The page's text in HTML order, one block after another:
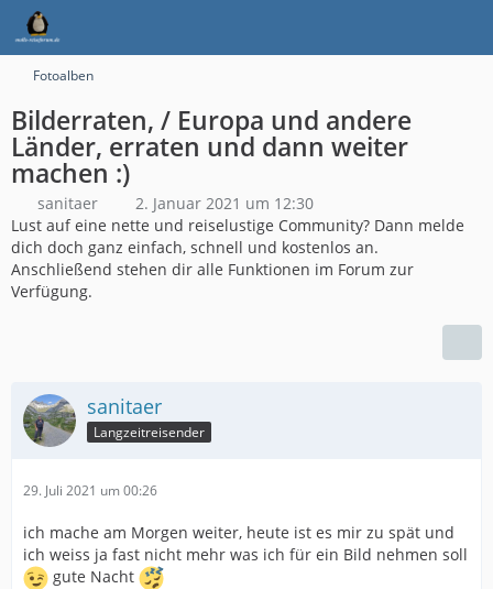
Fotoalben
Bilderraten, / Europa und andere
Länder, erraten und dann weiter
machen :)
sanitaer
2. Januar 2021 um 12:30
Lust auf eine nette und reiselustige Community? Dann melde
dich doch ganz einfach, schnell und kostenlos an.
Anschließend stehen dir alle Funktionen im Forum zur
Verfügung.
sanitaer
Langzeitreisender
29. Juli 2021 um 00:26
ich mache am Morgen weiter, heute ist es mir zu spät und
ich weiss ja fast nicht mehr was ich für ein Bild nehmen soll
gute Nacht